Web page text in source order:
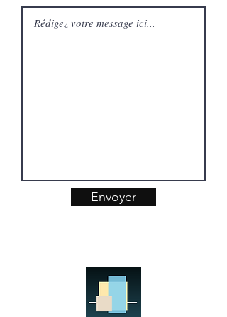
Envoyer